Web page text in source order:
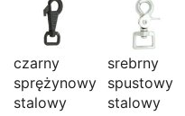
czarny
sprężynowy
stalowy
srebrny
spustowy
stalowy